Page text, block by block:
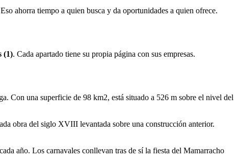
ahorra tiempo a quien busca y da oportunidades a quien ofrece.
(1). Cada apartado tiene su propia página con sus empresas.
Con una superficie de 98 km2, está situado a 526 m sobre el nivel del
obra del siglo XVIII levantada sobre una construcción anterior.
año. Los carnavales conllevan tras de sí la fiesta del Mamarracho